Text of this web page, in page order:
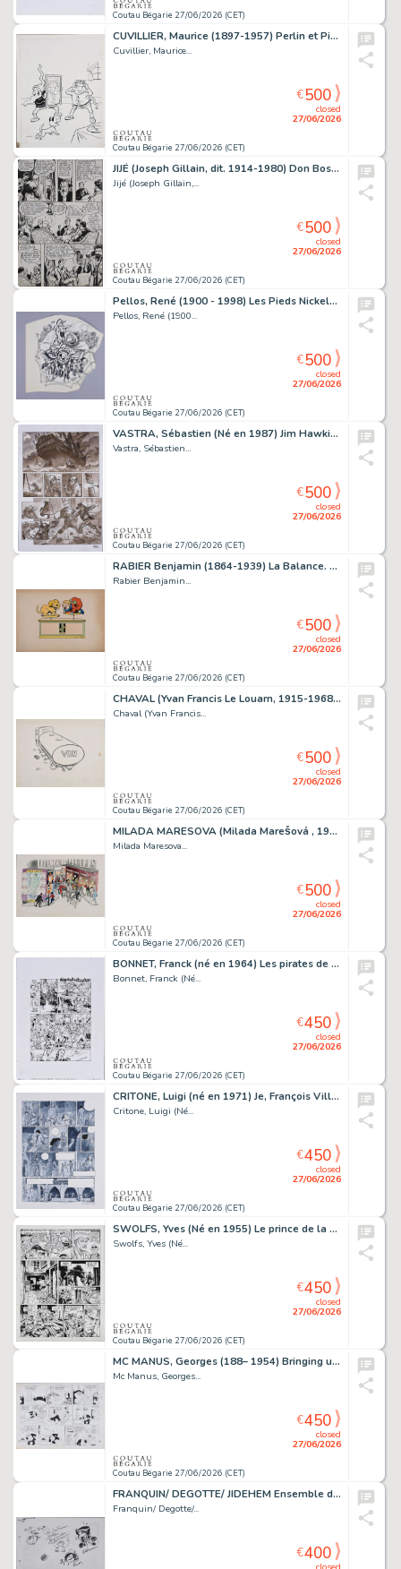
Coutau Bégarie 27/06/2026 (CET)
CUVILLIER, Maurice (1897-1957) Perlin et Pinpin, les...
Cuvillier, Maurice...
Coutau Bégarie 27/06/2026 (CET)
closed
27/06/2026
€500
JIJÉ (Joseph Gillain, dit. 1914-1980) Don Bosco, planche...
Jijé (Joseph Gillain,...
Coutau Bégarie 27/06/2026 (CET)
closed
27/06/2026
€500
Pellos, René (1900 - 1998) Les Pieds Nickelés Encre...
Pellos, René (1900...
Coutau Bégarie 27/06/2026 (CET)
closed
27/06/2026
€500
VASTRA, Sébastien (Né en 1987) Jim Hawkins, Tome 3,...
Vastra, Sébastien...
Coutau Bégarie 27/06/2026 (CET)
closed
27/06/2026
€500
RABIER Benjamin (1864-1939) La Balance. Encre de Chine...
Rabier Benjamin...
Coutau Bégarie 27/06/2026 (CET)
closed
27/06/2026
€500
CHAVAL (Yvan Francis Le Louarn, 1915-1968) Le Vin....
Chaval (Yvan Francis...
Coutau Bégarie 27/06/2026 (CET)
closed
27/06/2026
€500
MILADA MARESOVA (Milada Marešová , 1901-1987) Paris-Soir,...
Milada Maresova...
Coutau Bégarie 27/06/2026 (CET)
closed
27/06/2026
€500
BONNET, Franck (né en 1964) Les pirates de Barbaria,...
Bonnet, Franck (Né...
Coutau Bégarie 27/06/2026 (CET)
closed
27/06/2026
€450
CRITONE, Luigi (né en 1971) Je, François Villon, Tome...
Critone, Luigi (Né...
Coutau Bégarie 27/06/2026 (CET)
closed
27/06/2026
€450
SWOLFS, Yves (Né en 1955) Le prince de la nuit, T2,...
Swolfs, Yves (Né...
Coutau Bégarie 27/06/2026 (CET)
closed
27/06/2026
€450
MC MANUS, Georges (188– 1954) Bringing up father /...
Mc Manus, Georges...
Coutau Bégarie 27/06/2026 (CET)
closed
27/06/2026
€450
FRANQUIN/ DEGOTTE/ JIDEHEM Ensemble de dessins-dédicaces...
Franquin/ Degotte/...
€400